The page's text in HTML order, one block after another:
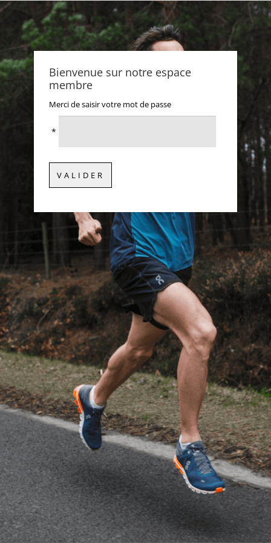
Bienvenue sur notre espace
membre
Merci de saisir votre mot de passe
*